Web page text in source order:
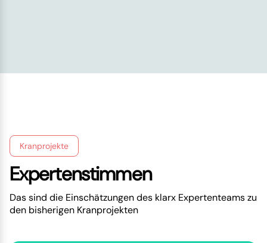
Kranprojekte
Expertenstimmen
Das sind die Einschätzungen des klarx Expertenteams zu
den bisherigen Kranprojekten